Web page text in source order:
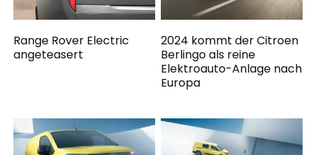
Range Rover Electric
angeteasert
2024 kommt der Citroen
Berlingo als reine
Elektroauto-Anlage nach
Europa